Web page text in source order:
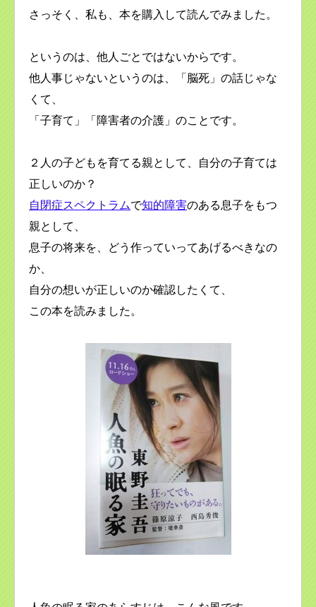
さっそく、私も、本を購入して読んでみました。
というのは、他人ごとではないからです。
他人事じゃないというのは、「脳死」の話じゃな
くて、
「子育て」「障害者の介護」のことです。
２人の子どもを育てる親として、自分の子育ては
正しいのか？
自閉症スペクトラムで知的障害のある息子をもつ
親として、
息子の将来を、どう作っていってあげるべきなの
か、
自分の想いが正しいのか確認したくて、
この本を読みました。